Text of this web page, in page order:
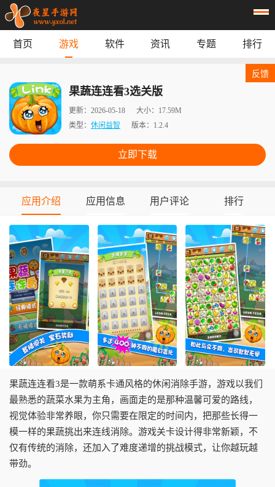
专题 榜单
首页 游戏 软件 资讯 专题 排行
果蔬连连看3选关版
更新： 2026-05-18 大小： 17.59M
类型： 休闲益智 版本： 1.2.4
立即下载
反馈
应用介绍 应用信息 用户评论 排行
果蔬连连看3是一款萌系卡通风格的休闲消除手游，游戏以我们
最熟悉的蔬菜水果为主角，画面走的是那种温馨可爱的路线，
视觉体验非常养眼，你只需要在限定的时间内，把那些长得一
模一样的果蔬挑出来连线消除。游戏关卡设计得非常新颖，不
仅有传统的消除，还加入了难度递增的挑战模式，让你越玩越
带劲。